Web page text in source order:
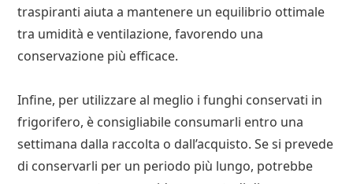
traspiranti aiuta a mantenere un equilibrio ottimale
tra umidità e ventilazione, favorendo una
conservazione più efficace.
Infine, per utilizzare al meglio i funghi conservati in
frigorifero, è consigliabile consumarli entro una
settimana dalla raccolta o dall’acquisto. Se si prevede
di conservarli per un periodo più lungo, potrebbe